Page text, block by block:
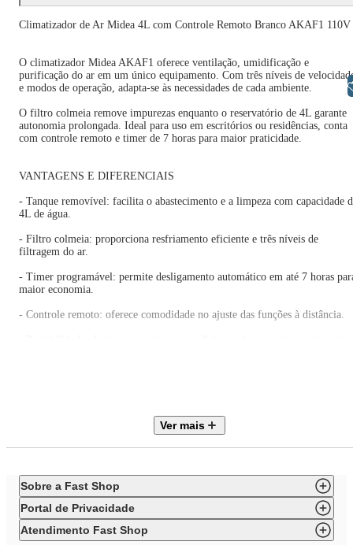
Climatizador de Ar Midea 4L com Controle Remoto Branco AKAF1 110V
O climatizador Midea AKAF1 oferece ventilação, umidificação e
purificação do ar em um único equipamento. Com três níveis de
e modos de operação, adapta-se às necessidades de cada ambiente.
O filtro colmeia remove impurezas enquanto o reservatório de 4L garante
autonomia prolongada. Ideal para uso em escritórios ou residências, conta
com controle remoto e timer de 7 horas para maior praticidade.
VANTAGENS E DIFERENCIAIS
- Tanque removível: facilita o abastecimento e a limpeza com capacidade
4L de água.
- Filtro colmeia: proporciona resfriamento eficiente e três níveis de
filtragem do ar.
- Timer programável: permite desligamento automático em até 7 horas
maior economia.
- Controle remoto: oferece comodidade no ajuste das funções à distância.
ESPECIFICAÇÕES TÉCNICAS
Número de velocidades: 3
Timer: 7 horas
Função oscilação: Sim
Função purificador: Sim
Função umidificador: Sim
Tipo de filtro: Lavável
Ver mais
Sobre a Fast Shop
Portal de Privacidade
Atendimento Fast Shop
Libras